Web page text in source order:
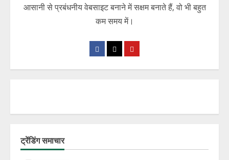
आसानी से प्रबंधनीय वेबसाइट बनाने में सक्षम बनाते हैं, वो भी बहुत
कम समय में।
ट्रेंडिंग समाचार